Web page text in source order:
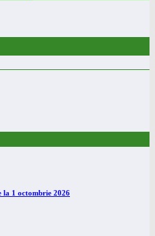
1 octombrie 2026